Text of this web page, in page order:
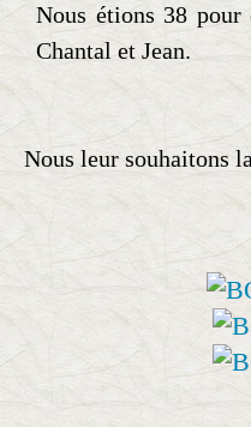
Nous étions 38
Chantal et Jean.
Nous leur souhaitons